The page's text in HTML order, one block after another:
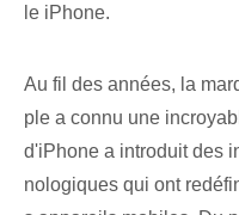
le ‌iPhone.
Au fil des années, la
ple a connu une
d'iPhone a introduit des
nologiques qui ont